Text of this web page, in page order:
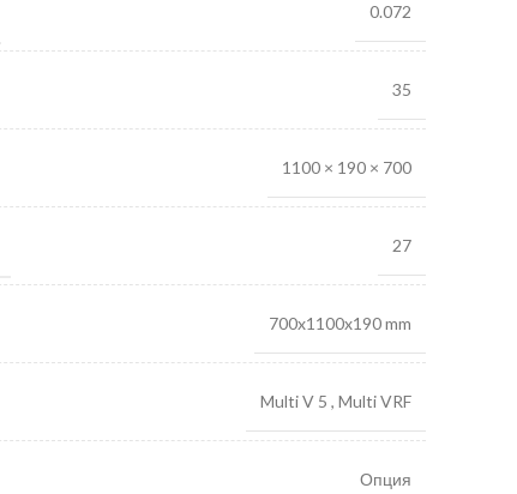
0.072
35
1100 × 190 × 700
27
700x1100x190 mm
Multi V 5 , Multi VRF
Опция